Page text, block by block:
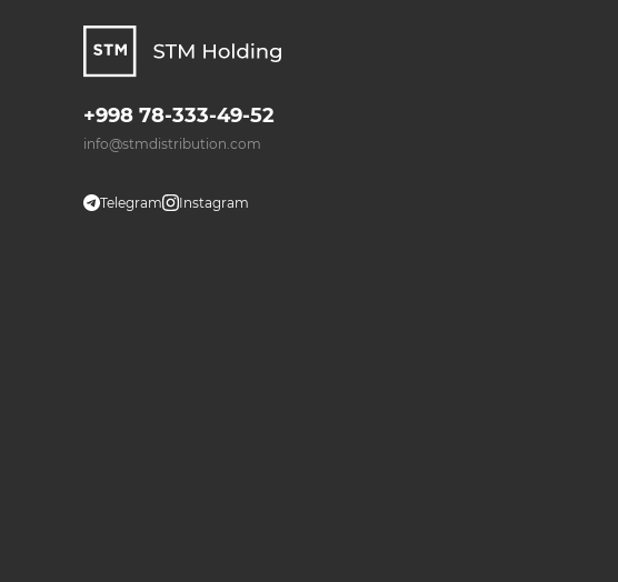
+998 78-333-49-52
info@stmdistribution.com
Telegram Instagram